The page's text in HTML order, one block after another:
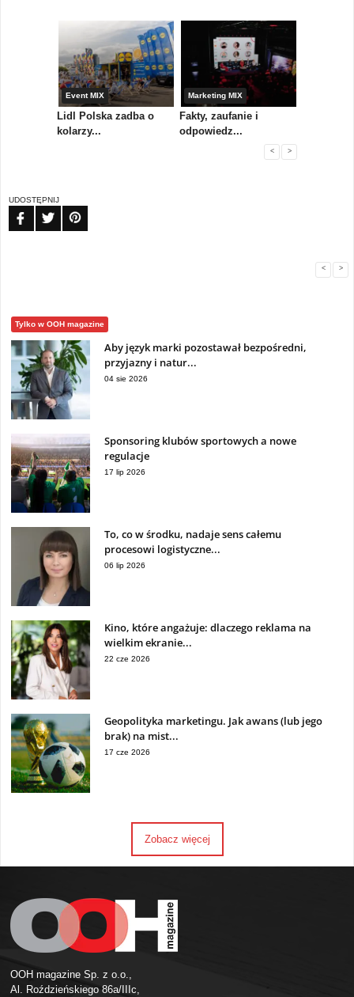
Event MIX
Lidl Polska zadba o
kolarzy...
Marketing MIX
Fakty, zaufanie i
odpowiedz...
< >
UDOSTĘPNIJ
< >
Tylko w OOH magazine
Aby język marki pozostawał bezpośredni,
przyjazny i natur...
04 sie 2026
Sponsoring klubów sportowych a nowe
regulacje
17 lip 2026
To, co w środku, nadaje sens całemu
procesowi logistyczne...
06 lip 2026
Kino, które angażuje: dlaczego reklama na
wielkim ekranie...
22 cze 2026
Geopolityka marketingu. Jak awans (lub jego
brak) na mist...
17 cze 2026
Zobacz więcej
OOH magazine Sp. z o.o.,
Al. Roździeńskiego 86a/IIIc,